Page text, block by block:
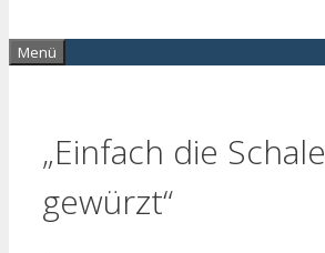
Menü
„Einfach die
gewürzt“